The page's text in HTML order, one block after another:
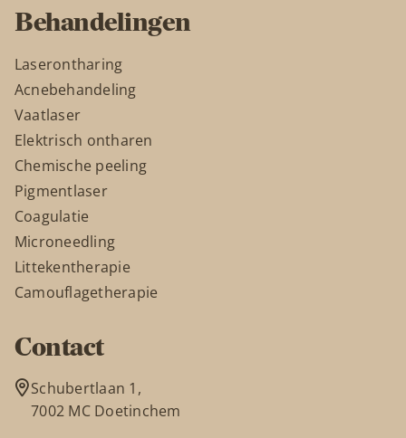
Behandelingen
Laserontharing
Acnebehandeling
Vaatlaser
Elektrisch ontharen
Chemische peeling
Pigmentlaser
Coagulatie
Microneedling
Littekentherapie
Camouflagetherapie
Contact
Schubertlaan 1,
7002 MC Doetinchem